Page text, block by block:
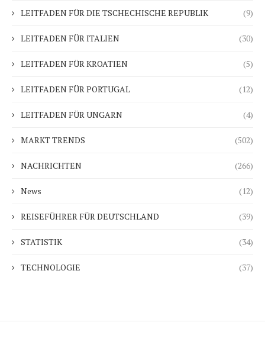
LEITFADEN FÜR DIE TSCHECHISCHE REPUBLIK (9)
LEITFADEN FÜR ITALIEN (30)
LEITFADEN FÜR KROATIEN (5)
LEITFADEN FÜR PORTUGAL (12)
LEITFADEN FÜR UNGARN (4)
MARKT TRENDS (502)
NACHRICHTEN (266)
News (12)
REISEFÜHRER FÜR DEUTSCHLAND (39)
STATISTIK (34)
TECHNOLOGIE (37)